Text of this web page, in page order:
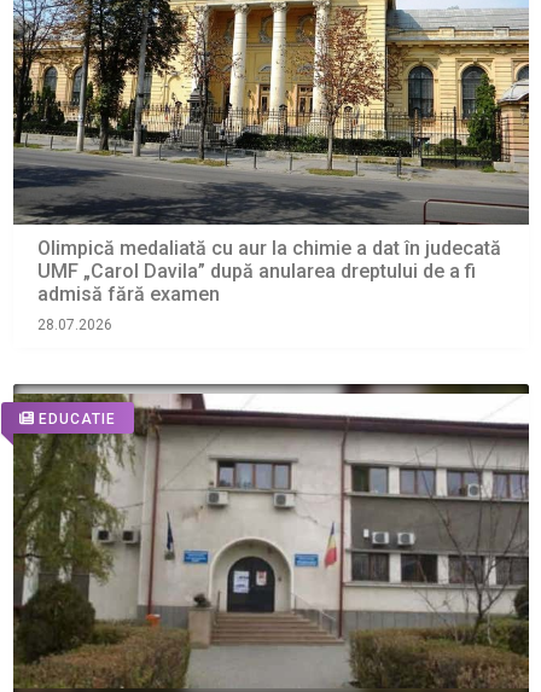
Olimpică medaliată cu aur la chimie a dat în judecată
UMF „Carol Davila” după anularea dreptului de a fi
admisă fără examen
28.07.2026
EDUCATIE